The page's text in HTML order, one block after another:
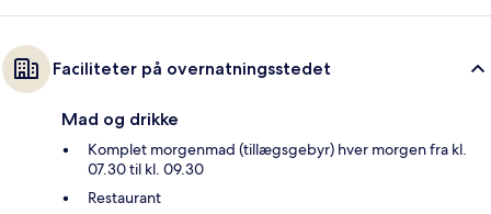
Faciliteter på overnatningsstedet
Mad og drikke
Komplet morgenmad (tillægsgebyr) hver morgen fra kl.
07.30 til kl. 09.30
Restaurant